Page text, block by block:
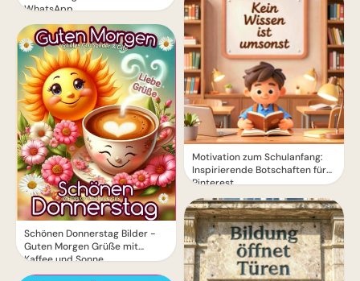
WhatsApp
Schönen Donnerstag Bilder -
Guten Morgen Grüße mit
Kaffee und Sonne
Motivation zum Schulanfang:
Inspirierende Botschaften für
Pinterest